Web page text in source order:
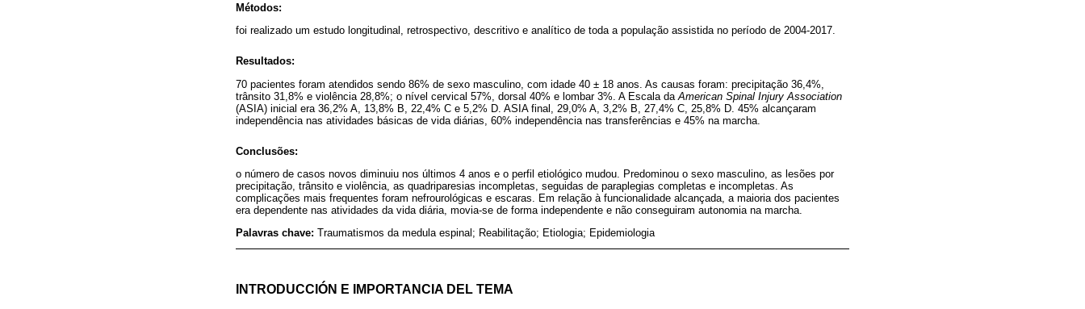
Métodos:
foi realizado um estudo longitudinal, retrospectivo, descritivo e analítico de toda a população assistida no período de 2004-2017.
Resultados:
70 pacientes foram atendidos sendo 86% de sexo masculino, com idade 40 ± 18 anos. As causas foram: precipitação 36,4%,
trânsito 31,8% e violência 28,8%; o nível cervical 57%, dorsal 40% e lombar 3%. A Escala da American Spinal Injury Association
(ASIA) inicial era 36,2% A, 13,8% B, 22,4% C e 5,2% D. ASIA final, 29,0% A, 3,2% B, 27,4% C, 25,8% D. 45% alcançaram
independência nas atividades básicas de vida diárias, 60% independência nas transferências e 45% na marcha.
Conclusões:
o número de casos novos diminuiu nos últimos 4 anos e o perfil etiológico mudou. Predominou o sexo masculino, as lesões por
precipitação, trânsito e violência, as quadriparesias incompletas, seguidas de paraplegias completas e incompletas. As
complicações mais frequentes foram nefrourológicas e escaras. Em relação à funcionalidade alcançada, a maioria dos pacientes
era dependente nas atividades da vida diária, movia-se de forma independente e não conseguiram autonomia na marcha.
Palavras chave: Traumatismos da medula espinal; Reabilitação; Etiologia; Epidemiologia
INTRODUCCIÓN E IMPORTANCIA DEL TEMA